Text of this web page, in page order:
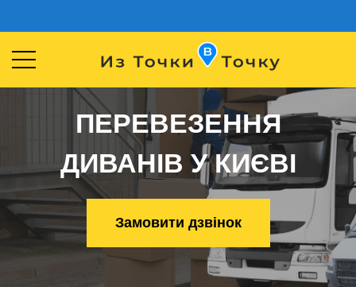
ПЕРЕВЕЗЕННЯ
ДИВАНІВ У КИЄВІ
Замовити дзвінок